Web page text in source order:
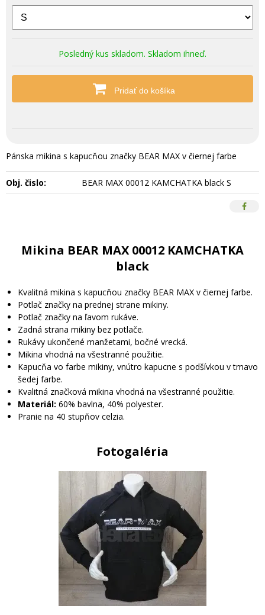
Posledný kus skladom. Skladom ihneď.
Pridať do košíka
Pánska mikina s kapucňou značky BEAR MAX v čiernej farbe
Obj. čislo: BEAR MAX 00012 KAMCHATKA black S
Mikina BEAR MAX 00012 KAMCHATKA
black
Kvalitná mikina s kapucňou značky BEAR MAX v čiernej farbe.
Potlač značky na prednej strane mikiny.
Potlač značky na ľavom rukáve.
Zadná strana mikiny bez potlače.
Rukávy ukončené manžetami, bočné vrecká.
Mikina vhodná na všestranné použitie.
Kapucňa vo farbe mikiny, vnútro kapucne s podšívkou v tmavo
šedej farbe.
Kvalitná značková mikina vhodná na všestranné použitie.
Materiál: 60% bavlna, 40% polyester.
Pranie na 40 stupňov celzia.
Fotogaléria